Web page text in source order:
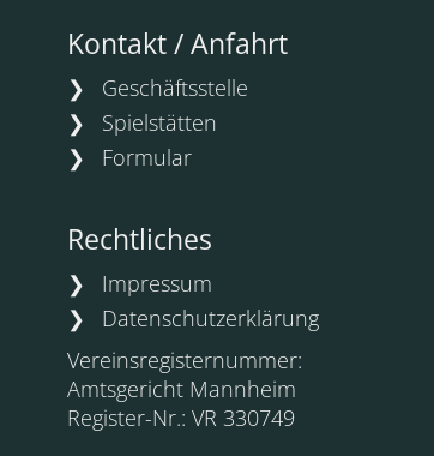
Kontakt / Anfahrt
❯
Geschäftsstelle
❯
Spielstätten
❯
Formular
Rechtliches
❯
Impressum
❯
Datenschutzerklärung
Vereinsregisternummer:
Amtsgericht Mannheim
Register-Nr.: VR 330749